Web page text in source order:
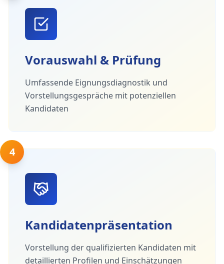
Vorauswahl & Prüfung
Umfassende Eignungsdiagnostik und
Vorstellungsgespräche mit potenziellen
Kandidaten
4
Kandidatenpräsentation
Vorstellung der qualifizierten Kandidaten mit
detaillierten Profilen und Einschätzungen